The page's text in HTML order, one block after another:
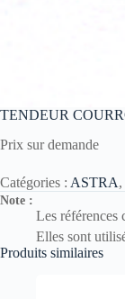
TENDEUR
Prix sur demande
Catégories : ASTRA,
Note :
Les références
Elles sont
Produits similaires